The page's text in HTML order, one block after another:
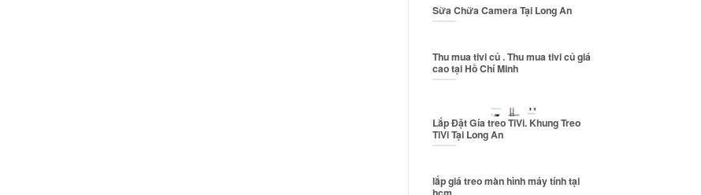
Sữa Chữa Camera Tại Long An
Thu mua tivi củ . Thu mua tivi củ giá
cao tại Hồ Chí Minh
Lắp Đặt Gía treo TiVi. Khung Treo
TiVi Tại Long An
lắp giá treo màn hình máy tính tại